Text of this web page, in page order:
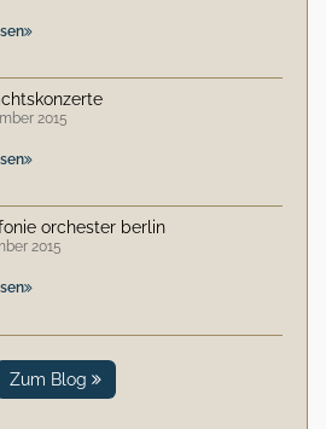
2015
orchester berlin
2015
Zum Blog